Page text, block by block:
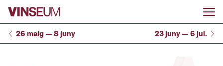
Anar al contingut
26 maig — 8 juny 23 juny — 6 jul.